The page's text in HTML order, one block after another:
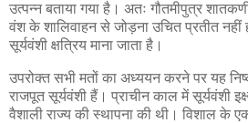
उत्पन्न बताया गया है। अतः गौतमीपुत्र
वंश के शालिवाहन से जोड़ना उचित प्रतीत नहीं
सूर्यवंशी क्षत्रिय माना जाता है।
उपरोक्त सभी मतों का अध्ययन करने पर यह
राजपूत सूर्यवंशी हैं। प्राचीन काल में सूर्यवंशी
वैशाली राज्य की स्थापना की थी। विशाल के